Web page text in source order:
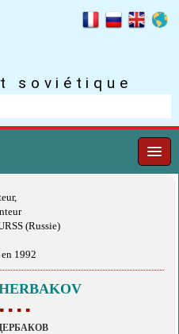
soviétique
(Russie)
1992
▪ ▪ ▪